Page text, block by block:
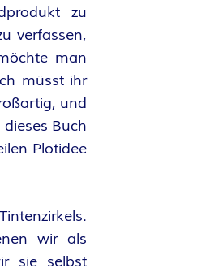
zu
verfassen,
man
müsst ihr
und
Buch
Plotidee
wir als
sie selbst